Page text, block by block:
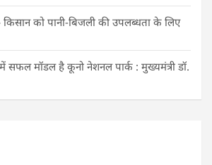
किसान को पानी-बिजली की उपलब्धता के लिए
में सफल मॉडल है कूनो नेशनल पार्क : मुख्यमंत्री डॉ.